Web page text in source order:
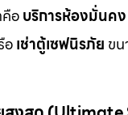
คือบริการห้องมั่นคง
อเช่าตู้เซฟนิรภัย ขน